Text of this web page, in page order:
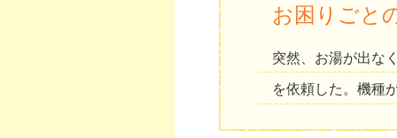
お困りごと
突然、お湯が出な
を依頼した。機種